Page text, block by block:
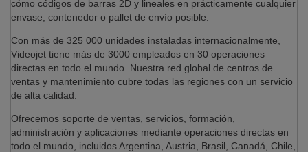
cómo códigos de barras 2D y lineales en prácticamente cualquier
envase, contenedor o pallet de envío posible.
Con más de 325 000 unidades instaladas internacionalmente,
Videojet tiene más de 3000 empleados en 30 operaciones
directas en todo el mundo. Nuestra red global de centros de
ventas y mantenimiento cubre todas las regiones con un servicio
de alta calidad.
Ofrecemos soporte de ventas, servicios, formación,
administración y aplicaciones mediante operaciones directas en
todo el mundo, incluidos Argentina, Austria, Brasil, Canadá, Chile,